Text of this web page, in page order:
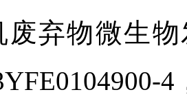
废弃物微生